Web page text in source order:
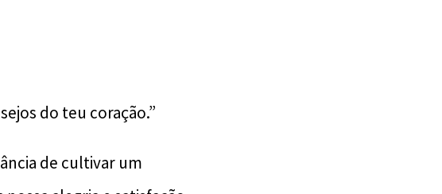
do teu coração.”
de cultivar um